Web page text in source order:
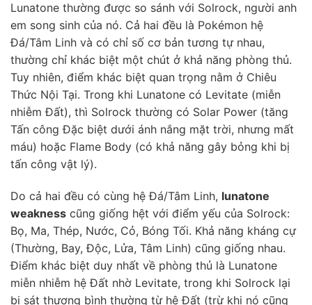
Lunatone thường được so sánh với Solrock, người anh
em song sinh của nó. Cả hai đều là Pokémon hệ
Đá/Tâm Linh và có chỉ số cơ bản tương tự nhau,
thường chỉ khác biệt một chút ở khả năng phòng thủ.
Tuy nhiên, điểm khác biệt quan trọng nằm ở Chiêu
Thức Nội Tại. Trong khi Lunatone có Levitate (miễn
nhiễm Đất), thì Solrock thường có Solar Power (tăng
Tấn công Đặc biệt dưới ánh nắng mặt trời, nhưng mất
máu) hoặc Flame Body (có khả năng gây bỏng khi bị
tấn công vật lý).
Do cả hai đều có cùng hệ Đá/Tâm Linh, lunatone
weakness cũng giống hệt với điểm yếu của Solrock:
Bọ, Ma, Thép, Nước, Cỏ, Bóng Tối. Khả năng kháng cự
(Thường, Bay, Độc, Lửa, Tâm Linh) cũng giống nhau.
Điểm khác biệt duy nhất về phòng thủ là Lunatone
miễn nhiễm hệ Đất nhờ Levitate, trong khi Solrock lại
bị sát thương bình thường từ hệ Đất (trừ khi nó cũng